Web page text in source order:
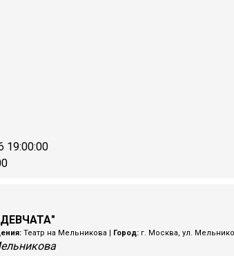
19:00:00
Театр на Мельникова Город:г. Москва, ул.